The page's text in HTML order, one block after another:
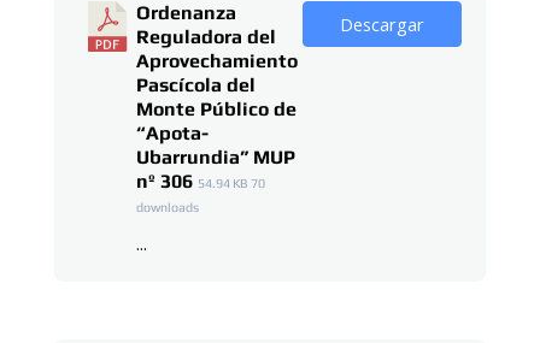
Ordenanza
Reguladora del
Aprovechamiento
Pascícola del
Monte Público de
“Apota-
Ubarrundia” MUP
nº 306 54.94 KB 70
downloads
...
Descargar